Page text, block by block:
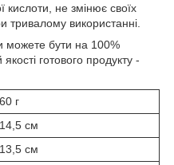
не змінює своїх
тривалому використанні.
бути на 100%
якості готового продукту -
60 г
14,5 см
13,5 см